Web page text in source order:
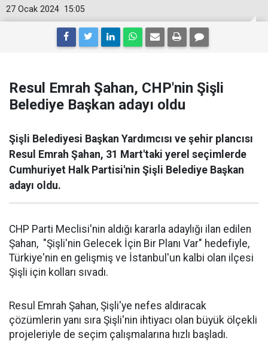
15:05
27 Ocak 2024
Resul Emrah Şahan, CHP'nin Şişli
Belediye Başkan adayı oldu
Şişli Belediyesi Başkan Yardımcısı ve şehir plancısı
Resul Emrah Şahan, 31 Mart'taki yerel seçimlerde
Cumhuriyet Halk Partisi'nin Şişli Belediye Başkan
adayı oldu.
CHP Parti Meclisi'nin aldığı kararla adaylığı ilan edilen
Şahan, "Şişli'nin Gelecek İçin Bir Planı Var" hedefiyle,
Türkiye'nin en gelişmiş ve İstanbul'un kalbi olan ilçesi
Şişli için kolları sıvadı.
Resul Emrah Şahan, Şişli'ye nefes aldıracak
çözümlerin yanı sıra Şişli'nin ihtiyacı olan büyük ölçekli
projeleriyle de seçim çalışmalarına hızlı başladı.